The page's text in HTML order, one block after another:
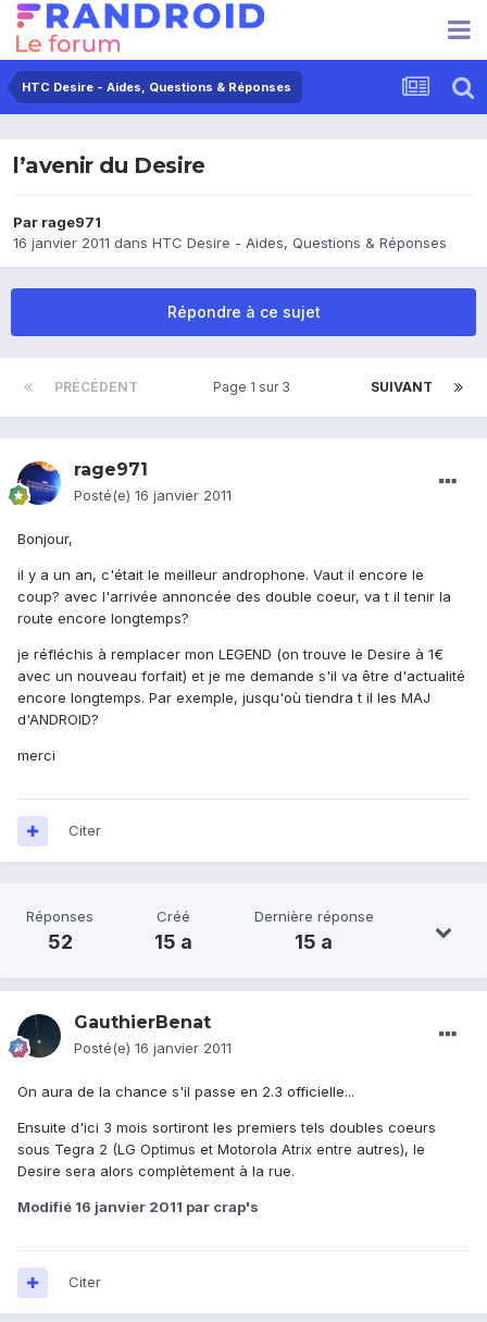
HTC Desire - Aides, Questions & Réponses
l’avenir du Desire
Par rage971
16 janvier 2011 dans HTC Desire - Aides, Questions & Réponses
Répondre à ce sujet
PRÉCÉDENT SUIVANT
Page 1 sur 3
rage971
Posté(e) 16 janvier 2011
Bonjour,
il y a un an, c'était le meilleur androphone. Vaut il encore le
coup? avec l'arrivée annoncée des double coeur, va t il tenir la
route encore longtemps?
je réfléchis à remplacer mon LEGEND (on trouve le Desire à 1€
avec un nouveau forfait) et je me demande s'il va être d'actualité
encore longtemps. Par exemple, jusqu'où tiendra t il les MAJ
d'ANDROID?
merci
Citer
Réponses
52
Créé
15 a
Dernière réponse
15 a
GauthierBenat
Posté(e) 16 janvier 2011
On aura de la chance s'il passe en 2.3 officielle...
Ensuite d'ici 3 mois sortiront les premiers tels doubles coeurs
sous Tegra 2 (LG Optimus et Motorola Atrix entre autres), le
Desire sera alors complètement à la rue.
Modifié 16 janvier 2011 par crap's
Citer